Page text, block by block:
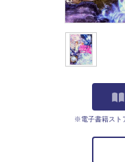
※電子書籍スト